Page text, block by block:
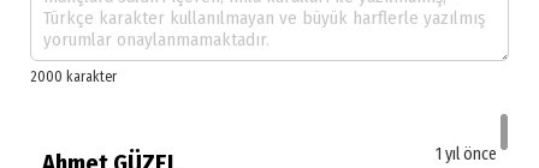
1 yıl önce